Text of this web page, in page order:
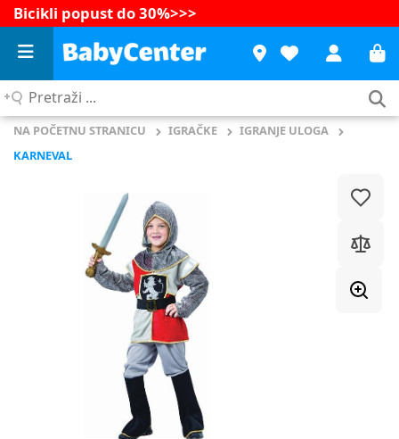
Bicikli popust do 30%>>>
Pretraži
NA POČETNU STRANICU IGRAČKE
IGRANJE ULOGA
KARNEVAL